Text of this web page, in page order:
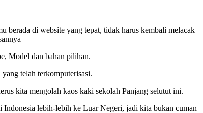
berada di website yang tepat, tidak harus kembali melacak
Model dan bahan pilihan.
telah terkomputerisasi.
kita mengolah kaos kaki sekolah Panjang selutut ini.
Indonesia lebih-lebih ke Luar Negeri, jadi kita bukan cuman